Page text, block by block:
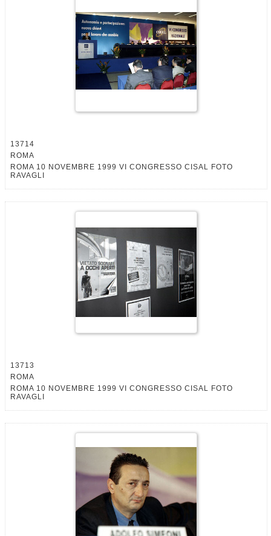
13714
ROMA
ROMA 10 NOVEMBRE 1999 VI CONGRESSO CISAL FOTO
RAVAGLI
13713
ROMA
ROMA 10 NOVEMBRE 1999 VI CONGRESSO CISAL FOTO
RAVAGLI